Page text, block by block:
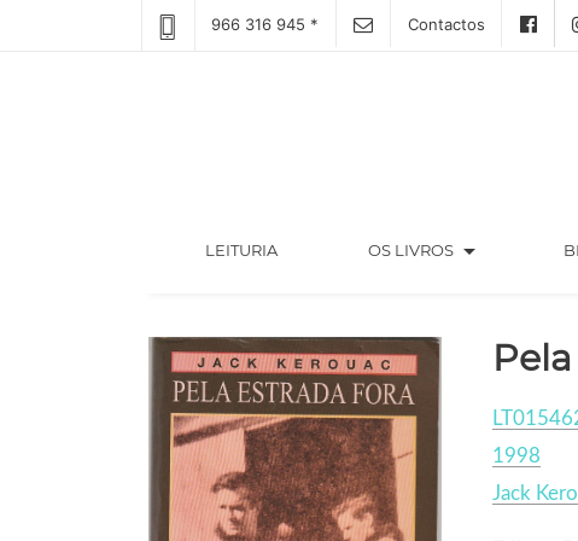
966 316 945 * Contactos
LEITURIA(CURRENT) OS LIVROS arrow_drop_down
1998
Jack